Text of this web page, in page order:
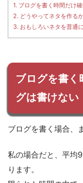
1. ブログを書く時間だけ
2. どうやってネタを作る
3. おもしろいネタを普通
ブログを書く
グは書けない
ブログを書く場合、
私の場合だと、平均
ります。